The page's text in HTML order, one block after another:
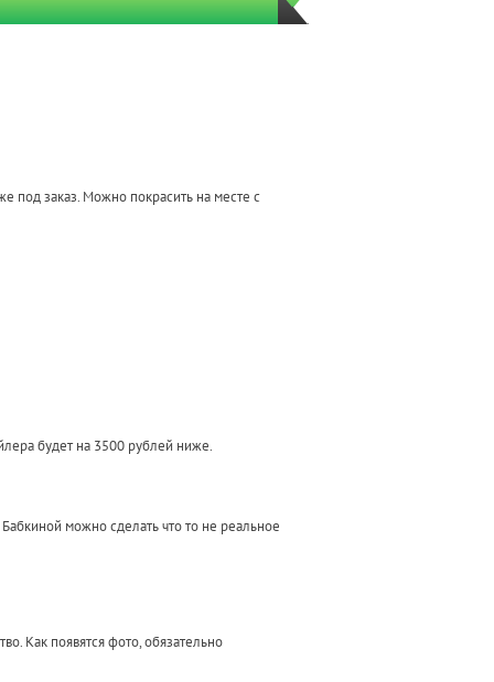
под заказ. Можно покрасить на месте с
будет на 3500 рублей ниже.
можно сделать что то не реальное
Как появятся фото, обязательно